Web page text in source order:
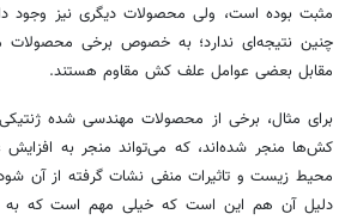
مثبت بوده است، ولی محصولات دیگری نیز وجود
چنین نتیجه‌ای ندارد؛ به خصوص برخی محصولات
مقابل بعضی عوامل علف کش مقاوم هستند.
برای مثال، برخی از محصولات مهندسی شده
کش‌ها منجر شده‌اند، که می‌تواند منجر به
محیط زیست و تاثیرات منفی نشات گرفته از آن
دلیل آن هم این است که خیلی مهم است که به